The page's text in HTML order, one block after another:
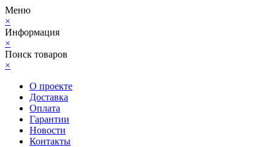
Меню
×
Информация
×
Поиск товаров
×
О проекте
Доставка
Оплата
Гарантии
Новости
Контакты